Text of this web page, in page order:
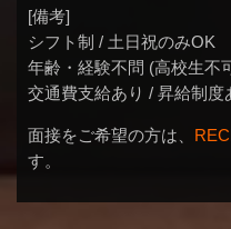
[備考]
シフト制 / 土日祝のみOK
年齢・経験不問 (高校生不
交通費支給あり / 昇給制度
面接をご希望の方は、
す。